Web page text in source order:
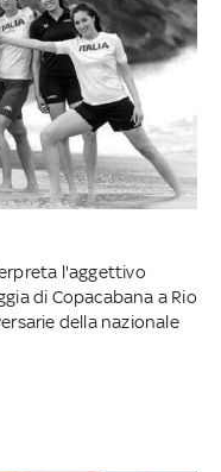
l'aggettivo
di Copacabana a Rio
della nazionale